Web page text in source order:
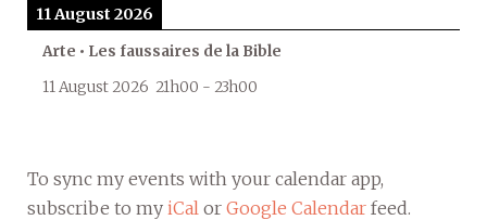
11 August 2026
Arte • Les faussaires de la Bible
11 August 2026 21h00 - 23h00
To sync my events with your calendar app,
subscribe to my iCal or Google Calendar feed.